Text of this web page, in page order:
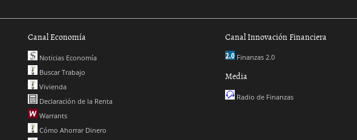
Canal Economía
Noticias Economía
Buscar Trabajo
Vivienda
Declaración de la Renta
Warrants
Cómo Ahorrar Dinero
Canal Innovación Financiera
Finanzas 2.0
Media
Radio de Finanzas